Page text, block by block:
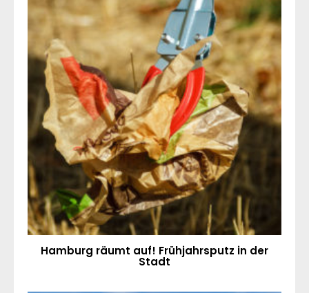
Hamburg räumt auf! Frühjahrsputz in der
Stadt